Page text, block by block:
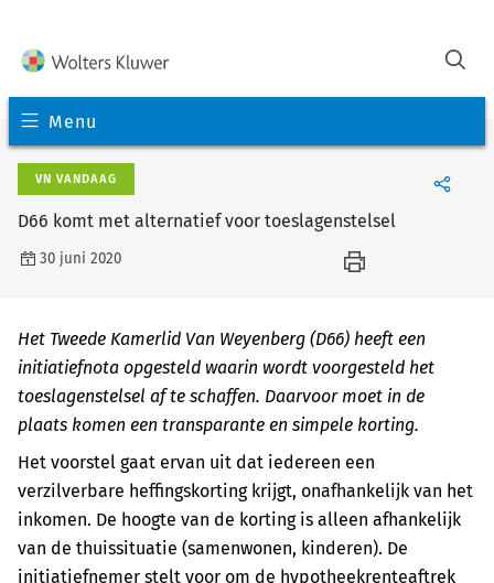
Menu
VN VANDAAG
D66 komt met alternatief voor toeslagenstelsel
30 juni 2020
Het Tweede Kamerlid Van Weyenberg (D66) heeft een
initiatiefnota opgesteld waarin wordt voorgesteld het
toeslagenstelsel af te schaffen. Daarvoor moet in de
plaats komen een transparante en simpele korting.
Het voorstel gaat ervan uit dat iedereen een
verzilverbare heffingskorting krijgt, onafhankelijk van het
inkomen. De hoogte van de korting is alleen afhankelijk
van de thuissituatie (samenwonen, kinderen). De
initiatiefnemer stelt voor om de hypotheekrenteaftrek